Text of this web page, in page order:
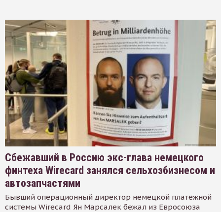
Сбежавший в Россию экс-глава немецкого
финтеха Wirecard занялся сельхозбизнесом и
автозапчастями
Бывший операционный директор немецкой платёжной
системы Wirecard Ян Марсалек бежал из Евросоюза